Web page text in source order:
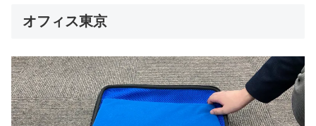
オフィス東京